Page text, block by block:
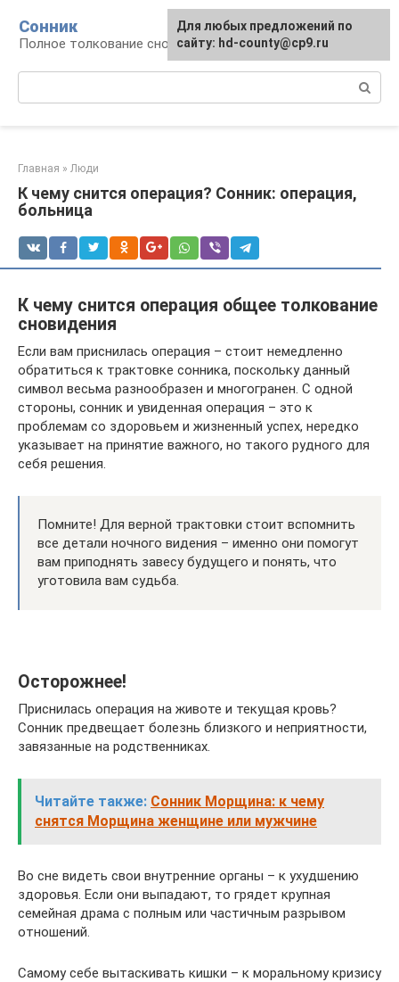
контенту
Сонник
Полное толкование снов
Главная » Люди
К чему снится операция? Сонник: операция,
больница
К чему снится операция общее толкование
сновидения
Если вам приснилась операция – стоит немедленно
обратиться к трактовке сонника, поскольку данный
символ весьма разнообразен и многогранен. С одной
стороны, сонник и увиденная операция – это к
проблемам со здоровьем и жизненный успех, нередко
указывает на принятие важного, но такого рудного для
себя решения.
Помните! Для верной трактовки стоит вспомнить
все детали ночного видения – именно они помогут
вам приподнять завесу будущего и понять, что
уготовила вам судьба.
Осторожнее!
Приснилась операция на животе и текущая кровь?
Сонник предвещает болезнь близкого и неприятности,
завязанные на родственниках.
Читайте также: Сонник Морщина: к чему
снятся Морщина женщине или мужчине
Во сне видеть свои внутренние органы – к ухудшению
здоровья. Если они выпадают, то грядет крупная
семейная драма с полным или частичным разрывом
отношений.
Самому себе вытаскивать кишки – к моральному кризису
Для любых предложений по
сайту: hd-county@cp9.ru